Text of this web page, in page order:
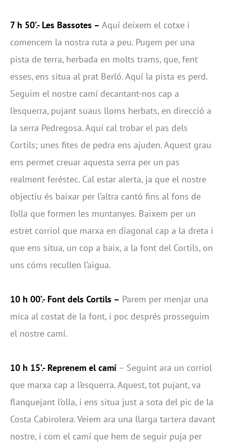
7 h 50’.- Les Bassotes – Aquí deixem el cotxe i
comencem la nostra ruta a peu. Pugem per una
pista de terra, herbada en molts trams, que, fent
esses, ens situa al prat Berló. Aquí la pista es perd.
Seguim el nostre camí decantant-nos cap a
l’esquerra, pujant suaus lloms herbats, en direcció a
la serra Pedregosa. Aquí cal trobar el pas dels
Cortils; unes fites de pedra ens ajuden. Aquest grau
ens permet creuar aquesta serra per un pas
realment feréstec. Cal estar alerta, ja que el nostre
objectiu és baixar per l’altra cantó fins al fons de
l’olla que formen les muntanyes. Baixem per un
estret corriol que marxa en diagonal cap a la dreta i
que ens situa, un cop a baix, a la font del Cortils, on
uns cóms recullen l’aigua.
10 h 00’.- Font dels Cortils – Parem per menjar una
mica al costat de la font, i poc després prosseguim
el nostre camí.
10 h 15’.- Reprenem el camí – Seguint ara un corriol
que marxa cap a l’esquerra. Aquest, tot pujant, va
flanquejant l’olla, i ens situa just a sota del pic de la
Costa Cabirolera. Veiem ara una llarga tartera davant
nostre, i com el camí que hem de seguir puja per